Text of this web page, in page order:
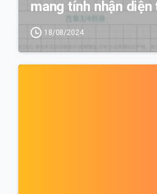
mang tính nhận
18/08/2024